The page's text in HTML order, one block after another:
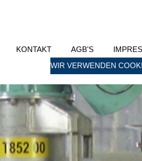
KONTAKT AGB'S
WIR VERWENDEN